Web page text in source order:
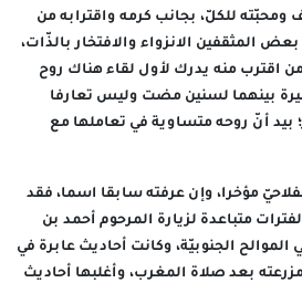
للكلّ، بجانب كرمه واقترابه من
المثقفين الانزواء والافتخار بالذّات،
اقترب منه يدرك لأول لقاء هناك روح
بينهما لسنين مضت وليس تعارفا
بيد أنّ روحه متساوية في تعاملها مع
مؤخرا، وإن عرفته سابقا اسما، فقد
متباعدة لزيارة المرحوم أحمد بن
الجنوبيّة، وكانت أحاديث عابرة في
بعد صلاة المغرب، وأغلبها أحاديث